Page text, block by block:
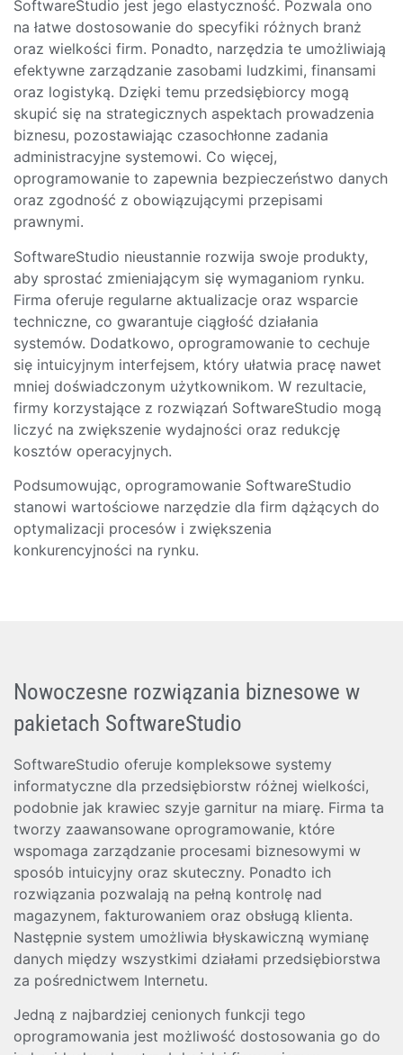
SoftwareStudio jest jego elastyczność. Pozwala ono
na łatwe dostosowanie do specyfiki różnych branż
oraz wielkości firm. Ponadto, narzędzia te umożliwiają
efektywne zarządzanie zasobami ludzkimi, finansami
oraz logistyką. Dzięki temu przedsiębiorcy mogą
skupić się na strategicznych aspektach prowadzenia
biznesu, pozostawiając czasochłonne zadania
administracyjne systemowi. Co więcej,
oprogramowanie to zapewnia bezpieczeństwo danych
oraz zgodność z obowiązującymi przepisami
prawnymi.
SoftwareStudio nieustannie rozwija swoje produkty,
aby sprostać zmieniającym się wymaganiom rynku.
Firma oferuje regularne aktualizacje oraz wsparcie
techniczne, co gwarantuje ciągłość działania
systemów. Dodatkowo, oprogramowanie to cechuje
się intuicyjnym interfejsem, który ułatwia pracę nawet
mniej doświadczonym użytkownikom. W rezultacie,
firmy korzystające z rozwiązań SoftwareStudio mogą
liczyć na zwiększenie wydajności oraz redukcję
kosztów operacyjnych.
Podsumowując, oprogramowanie SoftwareStudio
stanowi wartościowe narzędzie dla firm dążących do
optymalizacji procesów i zwiększenia
konkurencyjności na rynku.
Nowoczesne rozwiązania biznesowe w
pakietach SoftwareStudio
SoftwareStudio oferuje kompleksowe systemy
informatyczne dla przedsiębiorstw różnej wielkości,
podobnie jak krawiec szyje garnitur na miarę. Firma ta
tworzy zaawansowane oprogramowanie, które
wspomaga zarządzanie procesami biznesowymi w
sposób intuicyjny oraz skuteczny. Ponadto ich
rozwiązania pozwalają na pełną kontrolę nad
magazynem, fakturowaniem oraz obsługą klienta.
Następnie system umożliwia błyskawiczną wymianę
danych między wszystkimi działami przedsiębiorstwa
za pośrednictwem Internetu.
Jedną z najbardziej cenionych funkcji tego
oprogramowania jest możliwość dostosowania go do